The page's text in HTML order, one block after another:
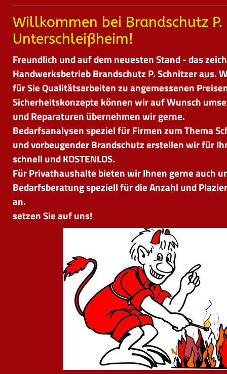
Willkommen bei Brandschutz P.
Unterschleißheim!
Freundlich und auf dem neuesten Stand - das
Handwerksbetrieb Brandschutz P. Schnitzer aus.
für Sie Qualitätsarbeiten zu angemessenen
Sicherheitskonzepte können wir auf Wunsch
und Reparaturen übernehmen wir gerne.
Bedarfsanalysen speziel für Firmen zum Thema
und vorbeugender Brandschutz erstellen wir für
schnell und KOSTENLOS.
Für Privathaushalte bieten wir Ihnen gerne auch
Bedarfsberatung speziell für die Anzahl und
an.
setzen Sie auf uns!